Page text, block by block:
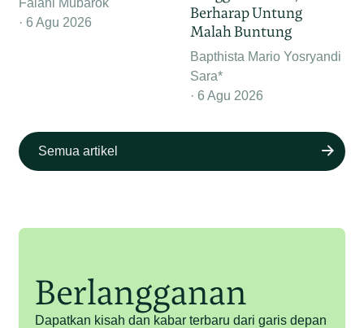
Falahi Mubarok
6 Agu 2026
Berharap Untung
Malah Buntung
Bapthista Mario Yosryandi
Sara*
6 Agu 2026
Semua artikel
Berlangganan
Dapatkan kisah dan kabar terbaru dari garis depan